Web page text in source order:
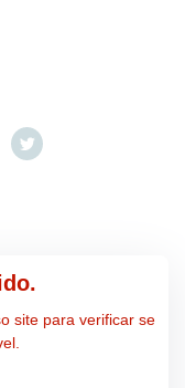
site para verificar se